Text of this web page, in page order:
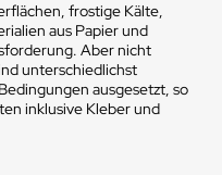
frostige Kälte,
aus Papier und
Aber nicht
unterschiedlichst
ausgesetzt, so
inklusive Kleber und